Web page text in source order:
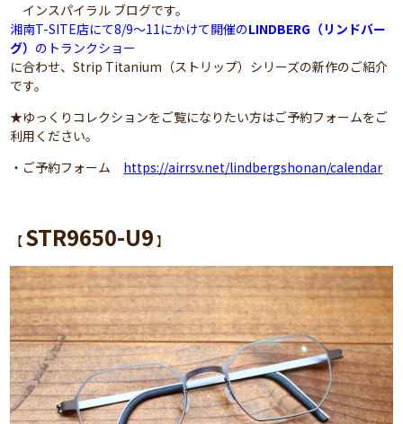
インスパイラル ブログです。
湘南T-SITE店にて8/9～11にかけて開催のLINDBERG（リンドバー
グ） のトランクショー
に合わせ、Strip Titanium（ストリップ）シリーズの新作のご紹介
です。
★ゆっくりコレクションをご覧になりたい方はご予約フォームをご
利用ください。
・ご予約フォーム https://airrsv.net/lindbergshonan/calendar
【 STR9650-U9 】